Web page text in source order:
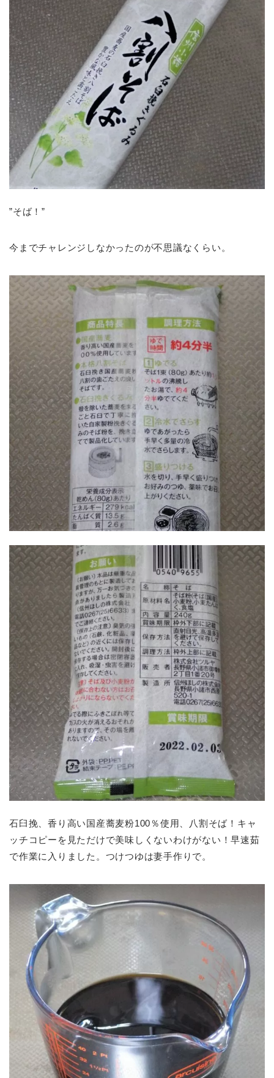
”そば！”
今までチャレンジしなかったのが不思議なくらい。
石臼挽、香り高い国産蕎麦粉100％使用、八割そば！キャ
ッチコピーを見ただけで美味しくないわけがない！早速茹
で作業に入りました。つけつゆは妻手作りで。